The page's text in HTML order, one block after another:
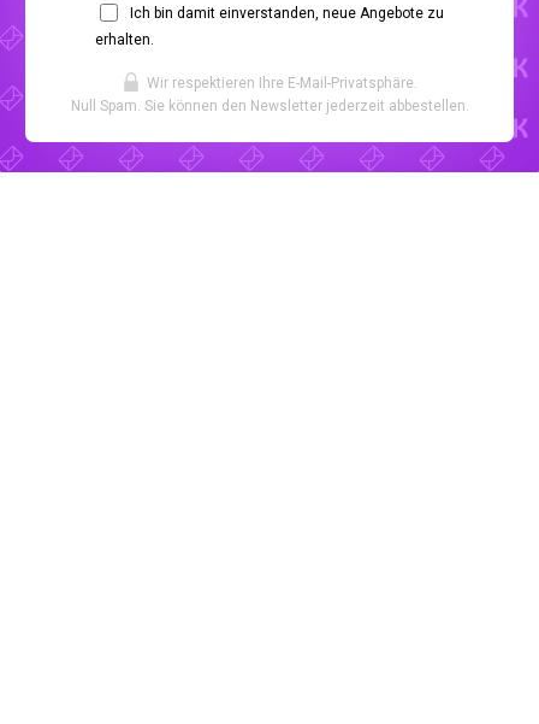
Ich bin damit einverstanden, neue Angebote zu
erhalten.
Wir respektieren Ihre E-Mail-Privatsphäre.
Null Spam. Sie können den Newsletter jederzeit abbestellen.